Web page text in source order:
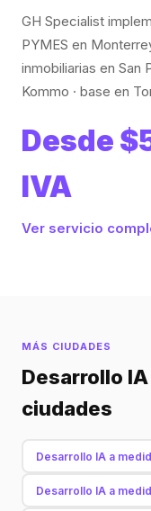
GH Specialist
PYMES en
inmobiliarias en San
Kommo · base en
Desde
IVA
Ver servicio
MÁS CIUDADES
Desarrollo
ciudades
Desarrollo IA a
Desarrollo IA a